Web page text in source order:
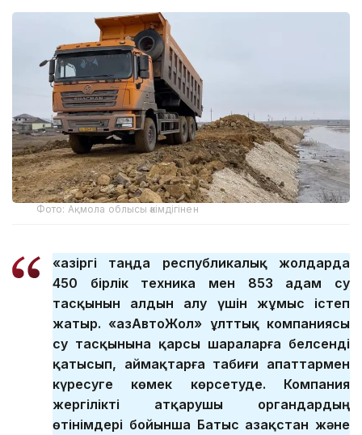
Фото: Ақмола облысы әкімдігінен
«Қазіргі таңда республикалық жолдарда
450 бірлік техника мен 853 адам су
тасқынын алдын алу үшін жұмыс істеп
жатыр. «ҚазАвтоЖол» ұлттық компаниясы
су тасқынына қарсы шараларға белсенді
қатысып, аймақтарға табиғи апаттармен
күресуге көмек көрсетуде. Компания
жергілікті атқарушы органдардың
өтінімдері бойынша Батыс Қазақстан және